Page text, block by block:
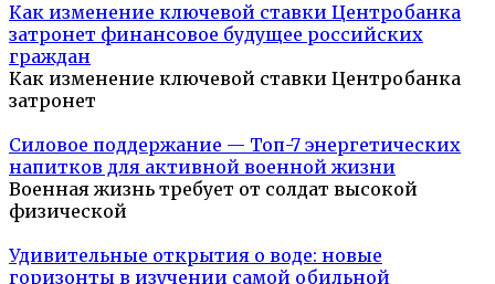
Как изменение ключевой ставки Центробанка
затронет финансовое будущее российских
граждан
Как изменение ключевой ставки Центробанка
затронет
Силовое поддержание — Топ-7 энергетических
напитков для активной военной жизни
Военная жизнь требует от солдат высокой
физической
Удивительные открытия о воде: новые
горизонты в изучении самой обильной